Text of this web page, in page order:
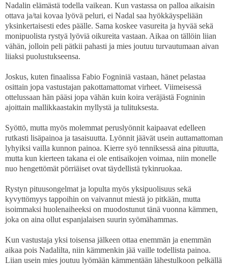
Nadalin elämästä todella vaikean. Kun vastassa on palloa aikaisin
ottava ja/tai kovaa lyövä peluri, ei Nadal saa hyökkäyspeliään
yksinkertaisesti edes päälle. Sama koskee vasureita ja hyvää sekä
monipuolista rystyä lyöviä oikureita vastaan. Aikaa on tällöin liian
vähän, jolloin peli pätkii pahasti ja mies joutuu turvautumaan aivan
liiaksi puolustukseensa.
Joskus, kuten finaalissa Fabio Fogniniä vastaan, hänet pelastaa
osittain jopa vastustajan pakottamattomat virheet. Viimeisessä
ottelussaan hän pääsi jopa vähän kuin koira veräjästä Fogninin
ajoittain mallikkaastakin myllystä ja tulituksesta.
Syöttö, mutta myös molemmat peruslyönnit kaipaavat edelleen
rutkasti lisäpainoa ja tasaisuutta. Lyönnit jäävät usein auttamattoman
lyhyiksi vailla kunnon painoa. Kierre syö tenniksessä aina pituutta,
mutta kun kierteen takana ei ole entisaikojen voimaa, niin monelle
nuo hengettömät pörriäiset ovat täydellistä tykinruokaa.
Rystyn pituusongelmat ja lopulta myös yksipuolisuus sekä
kyvyttömyys tappoihin on vaivannut miestä jo pitkään, mutta
isoimmaksi huolenaiheeksi on muodostunut tänä vuonna kämmen,
joka on aina ollut espanjalaisen suurin syömähammas.
Kun vastustaja yksi toisensa jälkeen ottaa enemmän ja enemmän
aikaa pois Nadalilta, niin kämmenkin jää vaille todellista painoa.
Liian usein mies joutuu lyömään kämmentään lähestulkoon pelkällä